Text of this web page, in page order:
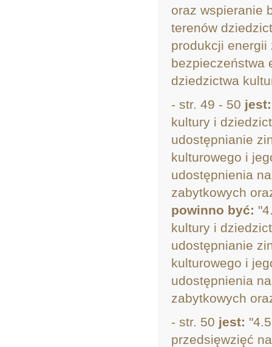
oraz wspieranie
terenów
produkcji energii
bezpieczeństwa
dziedzictwa
- str. 49 - 50 jest:
kultury i
udostępnianie
kulturowego i
udostępnienia
zabytkowych
powinno być:
kultury i
udostępnianie
kulturowego i
udostępnienia
zabytkowych
- str. 50 jest:
przedsięwzięć